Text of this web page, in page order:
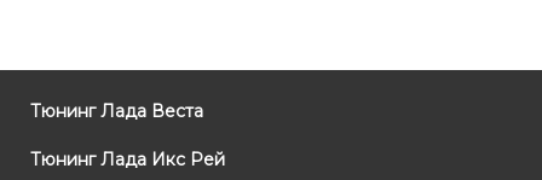
Тюнинг Лада Веста
Тюнинг Лада Икс Рей